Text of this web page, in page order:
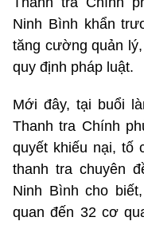
Ninh Bình khẩn
tăng cường quản
quy định pháp luật.
Mới đây, tại buổi
Thanh tra Chính
quyết khiếu nại, tố
thanh tra chuyên
Ninh Bình cho
quan đến 32 cơ